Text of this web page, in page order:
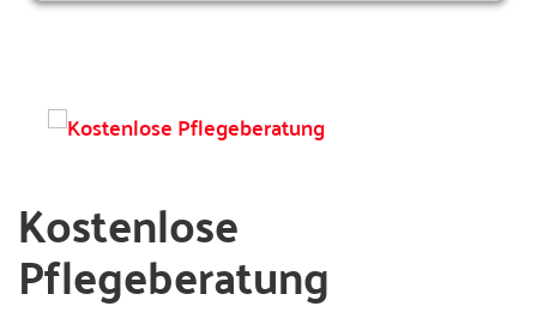
Kostenlose
Pflegeberatung